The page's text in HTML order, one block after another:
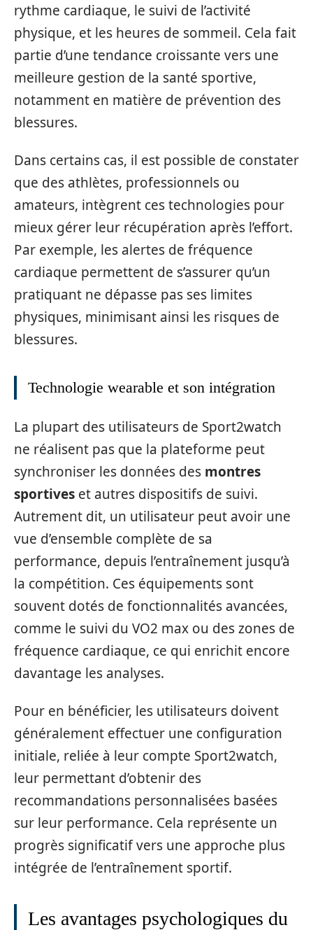
rythme cardiaque, le suivi de l’activité
physique, et les heures de sommeil. Cela fait
partie d’une tendance croissante vers une
meilleure gestion de la santé sportive,
notamment en matière de prévention des
blessures.
Dans certains cas, il est possible de constater
que des athlètes, professionnels ou
amateurs, intègrent ces technologies pour
mieux gérer leur récupération après l’effort.
Par exemple, les alertes de fréquence
cardiaque permettent de s’assurer qu’un
pratiquant ne dépasse pas ses limites
physiques, minimisant ainsi les risques de
blessures.
Technologie wearable et son intégration
La plupart des utilisateurs de Sport2watch
ne réalisent pas que la plateforme peut
synchroniser les données des montres
sportives et autres dispositifs de suivi.
Autrement dit, un utilisateur peut avoir une
vue d’ensemble complète de sa
performance, depuis l’entraînement jusqu’à
la compétition. Ces équipements sont
souvent dotés de fonctionnalités avancées,
comme le suivi du VO2 max ou des zones de
fréquence cardiaque, ce qui enrichit encore
davantage les analyses.
Pour en bénéficier, les utilisateurs doivent
généralement effectuer une configuration
initiale, reliée à leur compte Sport2watch,
leur permettant d’obtenir des
recommandations personnalisées basées
sur leur performance. Cela représente un
progrès significatif vers une approche plus
intégrée de l’entraînement sportif.
Les avantages psychologiques du